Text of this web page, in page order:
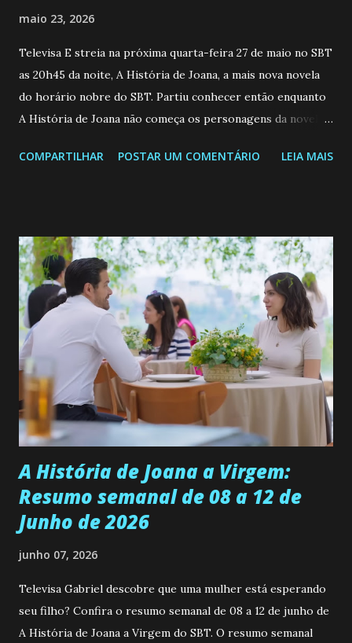
maio 23, 2026
Televisa E streia na próxima quarta-feira 27 de maio no SBT
as 20h45 da noite, A História de Joana, a mais nova novela
do horário nobre do SBT. Partiu conhecer então enquanto
A História de Joana não começa os personagens da novela?
de 25/05/26 a 31/05/26 JOANA GUADALUPE (Camila
permanecer virgem até encontrar o homem que realmente
ama, o que não é fácil, já que dedica todas as suas energias a
se aprimorar, trabalhando, estudando e se orgulhando de
ser a primeira mulher da família a ingressar na
universidade. Ela tem uma personalidade muito alegre, é
muito madura para a idade, determinada, criativa e
empática. Detesta injustiças e é uma ótima amiga. Pode ser
teimosa e muito persistente quando decide fazer algo.
Durante um exame ginecológico, ela é inseminada por eng...
COMPARTILHAR POSTAR UM COMENTÁRIO LEIA MAIS
A História de Joana a Virgem:
Resumo semanal de 08 a 12 de
Junho de 2026
junho 07, 2026
Televisa Gabriel descobre que uma mulher está esperando
seu filho? Confira o resumo semanal de 08 a 12 de junho de
A História de Joana a Virgem do SBT. O resumo semanal